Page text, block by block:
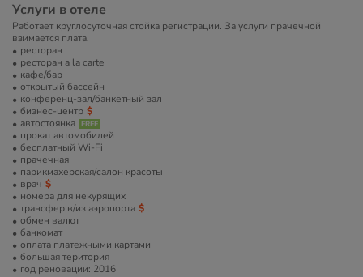
Услуги в отеле
Работает круглосуточная стойка регистрации. За услуги прачечной
взимается плата.
ресторан
ресторан a la carte
кафе/бар
открытый бассейн
конференц-зал/банкетный зал
бизнес-центр
автостоянка
прокат автомобилей
бесплатный Wi-Fi
прачечная
парикмахерская/салон красоты
врач
номера для некурящих
трансфер в/из аэропорта
обмен валют
банкомат
оплата платежными картами
большая територия
год реновации: 2016